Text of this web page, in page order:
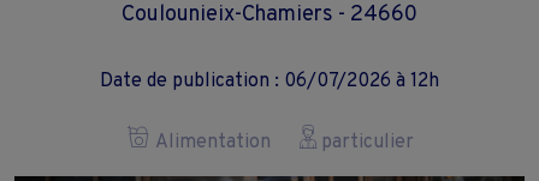
Coulounieix-Chamiers - 24660
Date de publication : 06/07/2026 à 12h
Alimentation particulier